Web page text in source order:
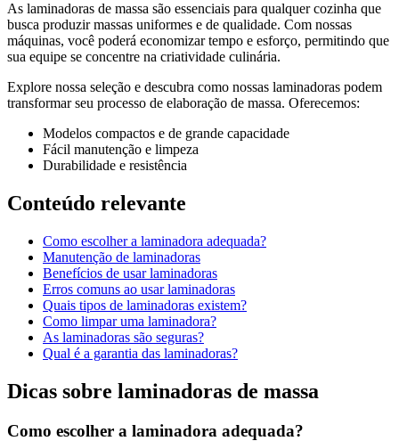
As laminadoras de massa são essenciais para qualquer cozinha que
busca produzir massas uniformes e de qualidade. Com nossas
máquinas, você poderá economizar tempo e esforço, permitindo que
sua equipe se concentre na criatividade culinária.
Explore nossa seleção e descubra como nossas laminadoras podem
transformar seu processo de elaboração de massa. Oferecemos:
Modelos compactos e de grande capacidade
Fácil manutenção e limpeza
Durabilidade e resistência
Conteúdo relevante
Como escolher a laminadora adequada?
Manutenção de laminadoras
Benefícios de usar laminadoras
Erros comuns ao usar laminadoras
Quais tipos de laminadoras existem?
Como limpar uma laminadora?
As laminadoras são seguras?
Qual é a garantia das laminadoras?
Dicas sobre laminadoras de massa
Como escolher a laminadora adequada?